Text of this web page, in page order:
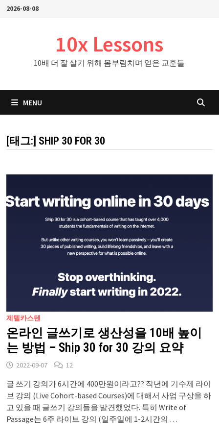
Skip2026-08-08
10x Lessons
10배 더 잘 살기 위해 몸부림치며 얻은 교훈들
MENU
[태그:] SHIP 30 FOR 30
제텔카스텐
온라인 글쓰기로 생산성을 10배 높이
는 방법 – Ship 30 for 30 강의 요약
2022-09-07 12
글 쓰기 강의가 6시간에 400만원이라고?? 작년에 기수제 라이
브 강의 (Live Cohort-based Courses)에 대해서 사업 구상을 하
고 있을 때 글쓰기 강의들을 발견했었다. 특히 Write of
Passage는 6주 라이브 강의 (일주일에 1-2시간의 …